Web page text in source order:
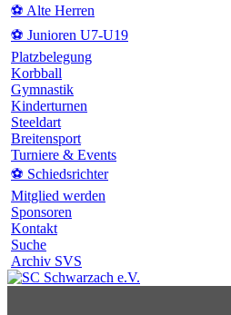
⚽ Alte Herren
⚽ Junioren U7-U19
Platzbelegung
Korbball
Gymnastik
Kinderturnen
Steeldart
Breitensport
Turniere & Events
⚽ Schiedsrichter
Mitglied werden
Sponsoren
Kontakt
Suche
Archiv SVS